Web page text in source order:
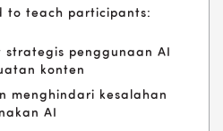
to teach participants:
strategis penggunaan AI
konten
menghindari kesalahan
AI